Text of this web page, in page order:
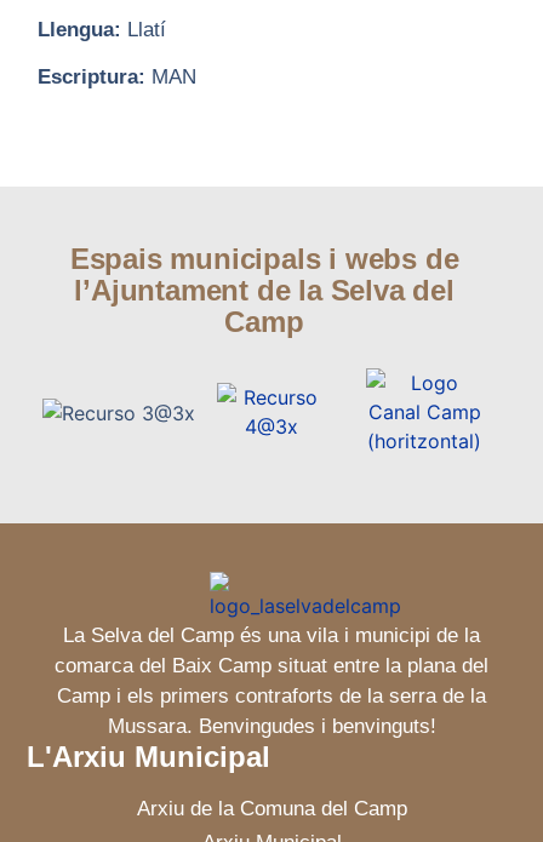
Llengua: Llatí
Escriptura: MAN
Espais municipals i webs de
l’Ajuntament de la Selva del
Camp
La Selva del Camp és una vila i municipi de la
comarca del Baix Camp situat entre la plana del
Camp i els primers contraforts de la serra de la
Mussara. Benvingudes i benvinguts!
L'Arxiu Municipal
Arxiu de la Comuna del Camp